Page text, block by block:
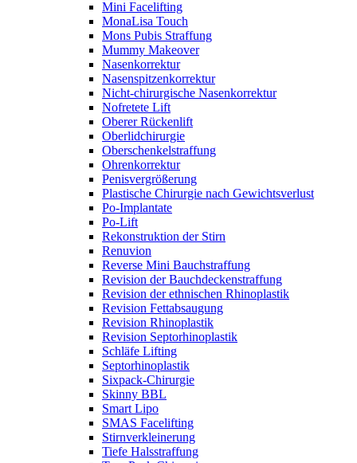
Mini Facelifting
MonaLisa Touch
Mons Pubis Straffung
Mummy Makeover
Nasenkorrektur
Nasenspitzenkorrektur
Nicht-chirurgische Nasenkorrektur
Nofretete Lift
Oberer Rückenlift
Oberlidchirurgie
Oberschenkelstraffung
Ohrenkorrektur
Penisvergrößerung
Plastische Chirurgie nach Gewichtsverlust
Po-Implantate
Po-Lift
Rekonstruktion der Stirn
Renuvion
Reverse Mini Bauchstraffung
Revision der Bauchdeckenstraffung
Revision der ethnischen Rhinoplastik
Revision Fettabsaugung
Revision Rhinoplastik
Revision Septorhinoplastik
Schläfe Lifting
Septorhinoplastik
Sixpack-Chirurgie
Skinny BBL
Smart Lipo
SMAS Facelifting
Stirnverkleinerung
Tiefe Halsstraffung